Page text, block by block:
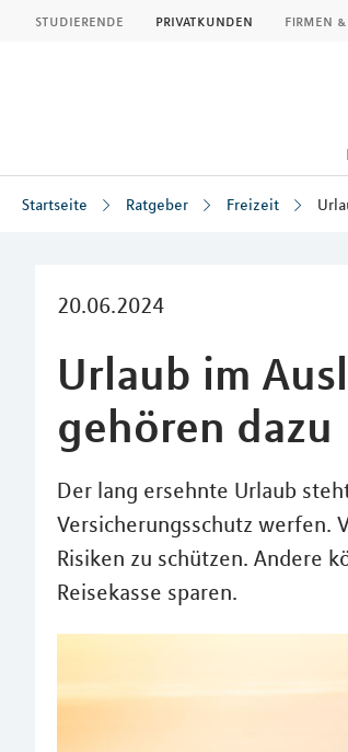
studierende privatkunden firmen
Startseite Ratgeber Freizeit
20.06.2024
Urlaub im
gehören dazu
Der lang ersehnte Urlaub
Versicherungsschutz werfen.
Risiken zu schützen. Andere
Reisekasse sparen.